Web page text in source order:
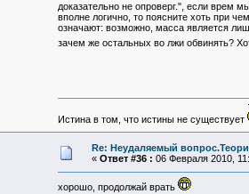
доказательно не опроверг.", если врем
вполне логично, то поясните хоть при
означают: возможно, масса является
зачем же остальных во лжи обвинять?
Истина в том, что истины не существует
Re: Неудаляемый
« Ответ #36 : 06 Февраля 2010,
хорошо, продолжай врать